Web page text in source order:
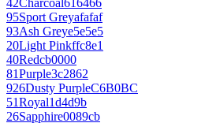
42Charcoal616466
95Sport Greyafafaf
93Ash Greye5e5e5
20Light Pinkffc8e1
40Redcb0000
81Purple3c2862
926Dusty PurpleC6B0BC
51Royal1d4d9b
26Sapphire0089cb